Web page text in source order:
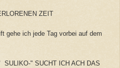
ZEIT
gehe ich jede Tag vorbei auf dem
SULIKO-" SUCHT ICH ACH DAS